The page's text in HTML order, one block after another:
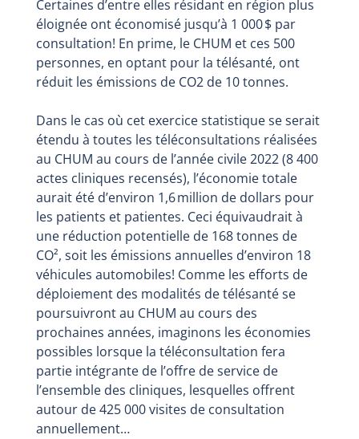
Certaines d’entre elles résidant en région plus
éloignée ont économisé jusqu’à 1 000 $ par
consultation! En prime, le CHUM et ces 500
personnes, en optant pour la télésanté, ont
réduit les émissions de CO2 de 10 tonnes.
Dans le cas où cet exercice statistique se serait
étendu à toutes les téléconsultations réalisées
au CHUM au cours de l’année civile 2022 (8 400
actes cliniques recensés), l’économie totale
aurait été d’environ 1,6 million de dollars pour
les patients et patientes. Ceci équivaudrait à
une réduction potentielle de 168 tonnes de
CO², soit les émissions annuelles d’environ 18
véhicules automobiles! Comme les efforts de
déploiement des modalités de télésanté se
poursuivront au CHUM au cours des
prochaines années, imaginons les économies
possibles lorsque la téléconsultation fera
partie intégrante de l’offre de service de
l’ensemble des cliniques, lesquelles offrent
autour de 425 000 visites de consultation
annuellement…